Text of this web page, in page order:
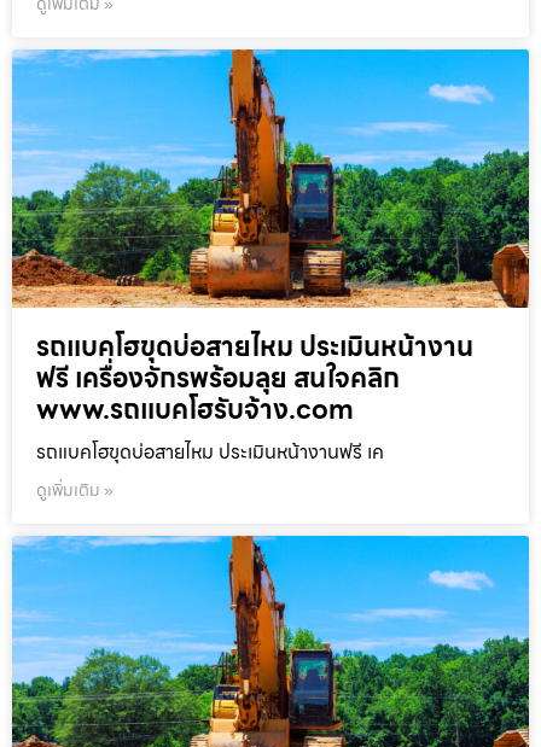
รถแบคโฮขุดบ่อสายไหม ประเมินหน้างาน
ฟรี เครื่องจักรพร้อมลุย สนใจคลิก
www.รถแบคโฮรับจ้าง.com
รถแบคโฮขุดบ่อสายไหม ประเมินหน้างานฟรี เค
ดูเพิ่มเติม »